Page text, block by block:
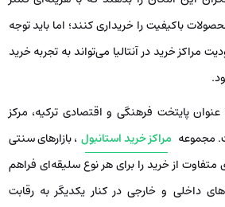
باکیفیت را خریداری کنند؛ اما باید توجه
مراکز خرید در آنتالیا می‌تواند به تجربه خرید
عنوان پایتخت فرهنگی و اقتصادی ترکیه، مرکز
مجموعه‌ مراکز خرید استانبول ، بازارهای سنتی
متفاوت از خرید را برای هر نوع سلیقه‌ای فراهم
داخلی و خارجی در کنار یکدیگر به رقابت